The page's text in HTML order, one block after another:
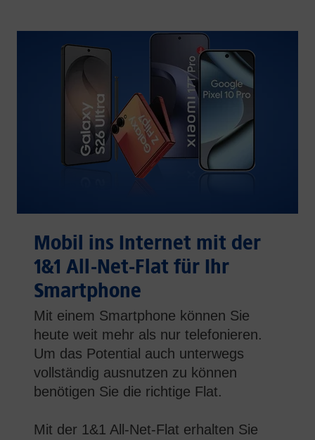
Mobil ins Internet mit der
1&1 All-Net-Flat für Ihr
Smartphone
Mit einem Smartphone können Sie
heute weit mehr als nur telefonieren.
Um das Potential auch unterwegs
vollständig ausnutzen zu können
benötigen Sie die richtige Flat.
Mit der 1&1 All-Net-Flat erhalten Sie